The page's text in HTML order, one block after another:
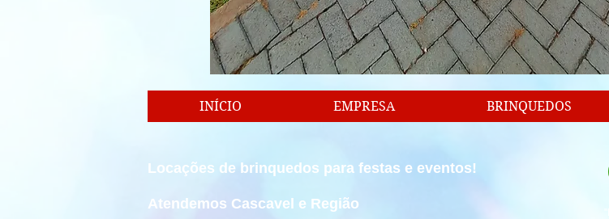
INÍCIO EMPRESA BRINQUEDOS
Locações de brinquedos para festas e eventos!
Atendemos Cascavel e Região